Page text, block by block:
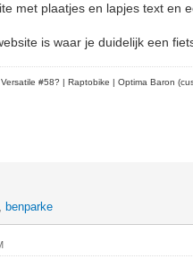
met plaatjes en lapjes text en
is waar je duidelijk een
#58? | Raptobike | Optima Baron
, benparke